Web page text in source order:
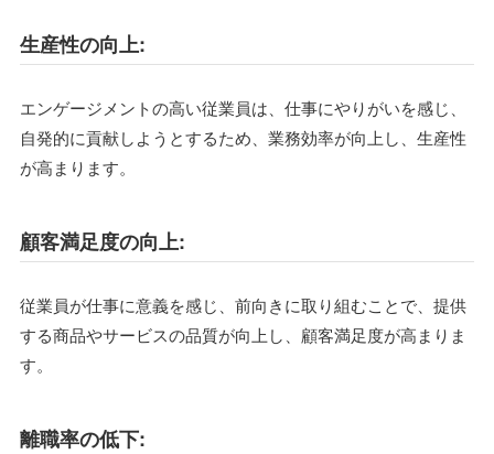
生産性の向上:
エンゲージメントの高い従業員は、仕事にやりがいを感じ、
自発的に貢献しようとするため、業務効率が向上し、生産性
が高まります。
顧客満足度の向上:
従業員が仕事に意義を感じ、前向きに取り組むことで、提供
する商品やサービスの品質が向上し、顧客満足度が高まりま
す。
離職率の低下: